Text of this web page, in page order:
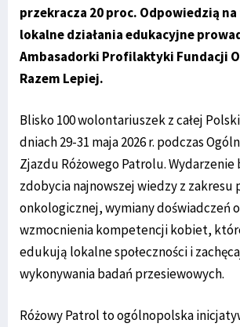
przekracza 20 proc. Odpowiedzią
lokalne działania edukacyjne
Ambasadorki Profilaktyki Fundacji
Razem Lepiej.
Blisko 100 wolontariuszek z całej
dniach 29-31 maja 2026 r. podczas
Zjazdu Różowego Patrolu. Wydarzenie
zdobycia najnowszej wiedzy z
onkologicznej, wymiany doświadczeń
wzmocnienia kompetencji kobiet,
edukują lokalne społeczności i
wykonywania badań przesiewowych.
Różowy Patrol to ogólnopolska